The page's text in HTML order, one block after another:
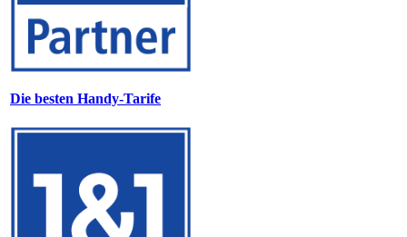
Die besten Handy-Tarife